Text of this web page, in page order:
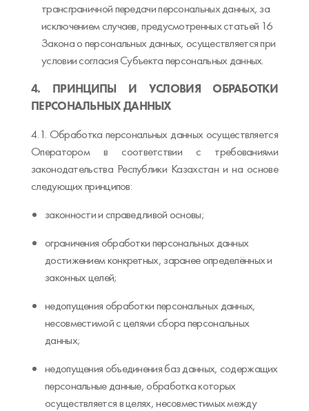
трансграничной передачи персональных данных, за
исключением случаев, предусмотренных статьей 16
Закона о персональных данных, осуществляется при
условии согласия Субъекта персональных данных.
4. ПРИНЦИПЫ И УСЛОВИЯ ОБРАБОТКИ
ПЕРСОНАЛЬНЫХ ДАННЫХ
4.1. Обработка персональных данных осуществляется
Оператором в соответствии с требованиями
законодательства Республики Казахстан и на основе
следующих принципов:
законности и справедливой основы;
ограничения обработки персональных данных
достижением конкретных, заранее определённых и
законных целей;
недопущения обработки персональных данных,
несовместимой с целями сбора персональных
данных;
недопущения объединения баз данных, содержащих
персональные данные, обработка которых
осуществляется в целях, несовместимых между